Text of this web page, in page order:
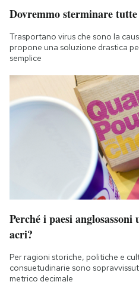
Dovremmo sterminare tutte
Trasportano virus che sono la
propone una soluzione drastica
semplice
Perché i paesi
acri?
Per ragioni storiche, politiche e
consuetudinarie sono
metrico decimale